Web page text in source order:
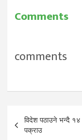
Comments
comments
Post
navigation
विदेश पठाउने भन्दै
पक्राउ